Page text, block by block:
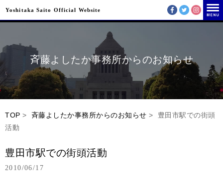
Yoshitaka Saito Official Website
斉藤よしたか事務所からのお知らせ
TOP > 斉藤よしたか事務所からのお知らせ > 豊田市駅での街頭
活動
豊田市駅での街頭活動
2010/06/17